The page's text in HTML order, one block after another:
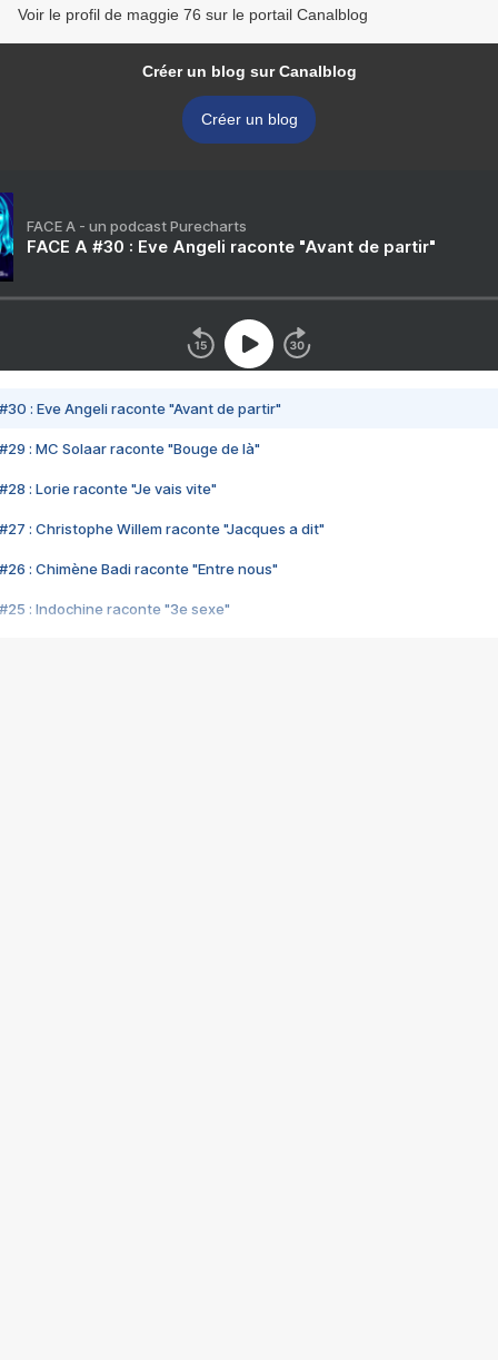
Voir le profil de maggie 76 sur le portail Canalblog
Créer un blog sur Canalblog
Créer un blog
FACE A - un podcast Purecharts
FACE A #30 : Eve Angeli raconte "Avant de partir"
#30 : Eve Angeli raconte "Avant de partir"
#29 : MC Solaar raconte "Bouge de là"
#28 : Lorie raconte "Je vais vite"
#27 : Christophe Willem raconte "Jacques a dit"
#26 : Chimène Badi raconte "Entre nous"
#25 : Indochine raconte "3e sexe"